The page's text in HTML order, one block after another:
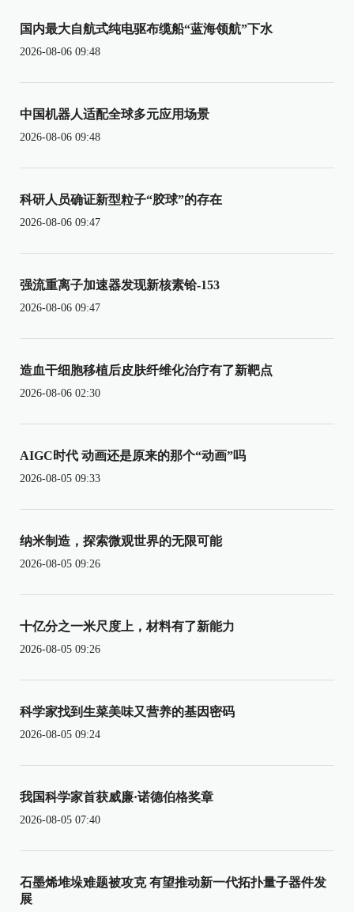
国内最大自航式纯电驱布缆船“蓝海领航”下水
2026-08-06 09:48
中国机器人适配全球多元应用场景
2026-08-06 09:48
科研人员确证新型粒子“胶球”的存在
2026-08-06 09:47
强流重离子加速器发现新核素铪-153
2026-08-06 09:47
造血干细胞移植后皮肤纤维化治疗有了新靶点
2026-08-06 02:30
AIGC时代 动画还是原来的那个“动画”吗
2026-08-05 09:33
纳米制造，探索微观世界的无限可能
2026-08-05 09:26
十亿分之一米尺度上，材料有了新能力
2026-08-05 09:26
科学家找到生菜美味又营养的基因密码
2026-08-05 09:24
我国科学家首获威廉·诺德伯格奖章
2026-08-05 07:40
石墨烯堆垛难题被攻克 有望推动新一代拓扑量子器件发
展